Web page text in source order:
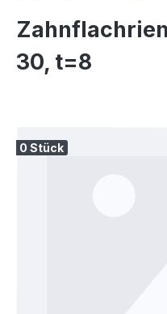
30, t=8
0 Stück